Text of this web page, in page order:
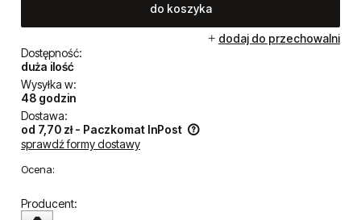
do koszyka
dodaj do przechowalni
Dostępność:
duża ilość
Wysyłka w:
48 godzin
Dostawa:
od 7,70 zł - Paczkomat InPost
Cena nie zawiera ewentualnych kosztów płatności
sprawdź formy dostawy
Ocena:
Producent: